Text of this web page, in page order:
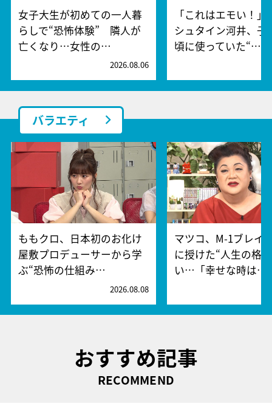
女子大生が初めての一人暮
らしで“恐怖体験” 隣人が
亡くなり…女性の…
2026.08.06
「これはエモい！」
シュタイン河井、子
頃に使っていた“…
バラエティ
ももクロ、日本初のお化け
屋敷プロデューサーから学
ぶ“恐怖の仕組み…
2026.08.08
マツコ、M-1ブレイ
に授けた“人生の格
い…「幸せな時は…
おすすめ記事
RECOMMEND